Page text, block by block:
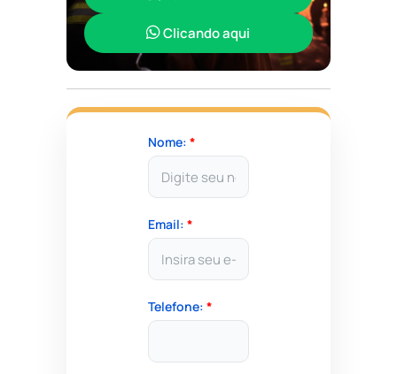
Clicando aqui
Nome: *
Email: *
Telefone: *